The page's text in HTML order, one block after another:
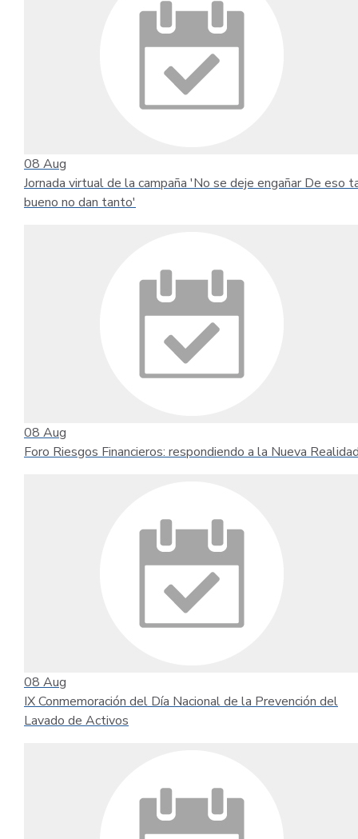
08 Aug
Jornada virtual de la campaña 'No se deje engañar De eso
bueno no dan tanto'
08 Aug
Foro Riesgos Financieros: respondiendo a la Nueva
08 Aug
IX Conmemoración del Día Nacional de la Prevención del
Lavado de Activos